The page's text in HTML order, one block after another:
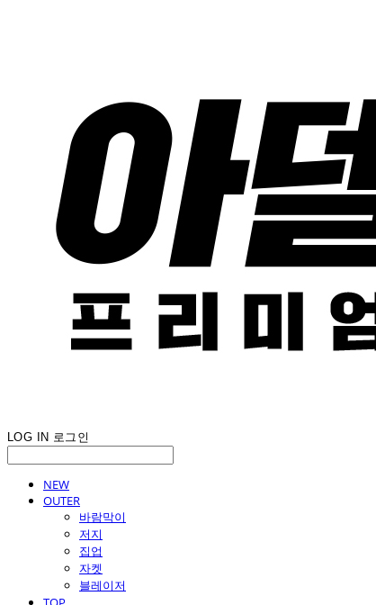
LOG IN 로그인
NEW
OUTER
바람막이
저지
집업
자켓
블레이저